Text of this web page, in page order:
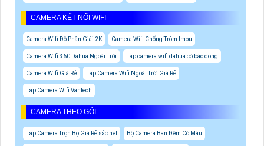
CAMERA KẾT NỐI WIFI
Camera Wifi Độ Phân Giải 2K Camera Wifi Chống Trộm Imou
Camera Wifi 360 Dahua Ngoài Trời Lắp camera wifi dahua có báo động
Camera Wifi Giá Rẻ Lắp Camera Wifi Ngoài Trời Giá Rẻ
Lắp Camera Wifi Vantech
CAMERA THEO GÓI
Lắp Camera Trọn Bộ Giá Rẻ sắc nét Bộ Camera Ban Đêm Có Màu